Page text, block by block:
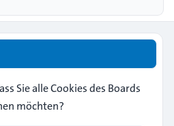
Sie alle Cookies des Boards
möchten?